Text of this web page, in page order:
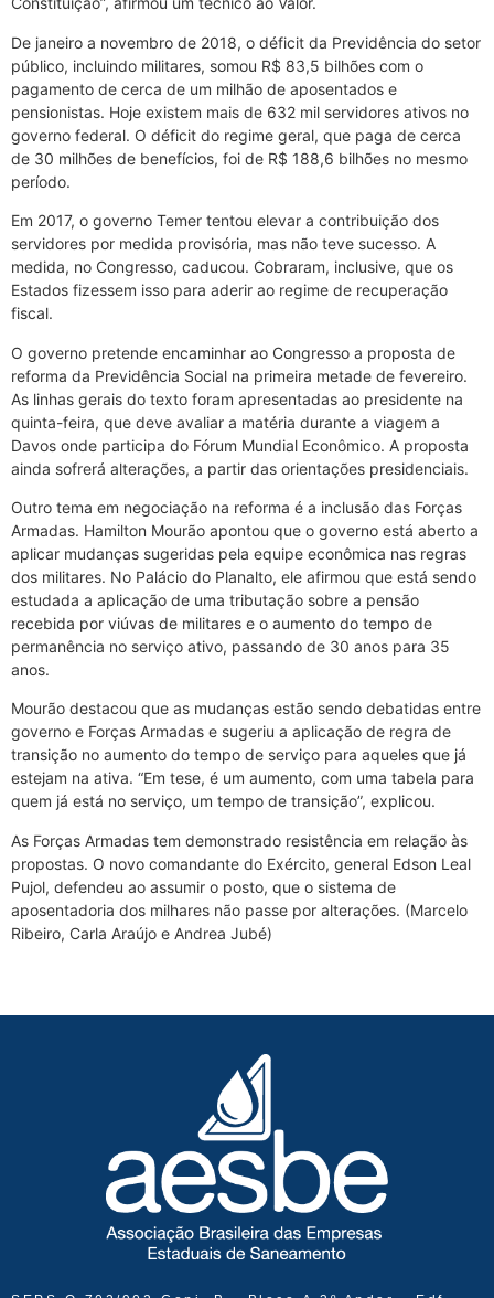
De janeiro a novembro de 2018, o déficit da Previdência do setor
público, incluindo militares, somou R$ 83,5 bilhões com o
pagamento de cerca de um milhão de aposentados e
pensionistas. Hoje existem mais de 632 mil servidores ativos no
governo federal. O déficit do regime geral, que paga de cerca
de 30 milhões de benefícios, foi de R$ 188,6 bilhões no mesmo
período.
Em 2017, o governo Temer tentou elevar a contribuição dos
servidores por medida provisória, mas não teve sucesso. A
medida, no Congresso, caducou. Cobraram, inclusive, que os
Estados fizessem isso para aderir ao regime de recuperação
fiscal.
O governo pretende encaminhar ao Congresso a proposta de
reforma da Previdência Social na primeira metade de fevereiro.
As linhas gerais do texto foram apresentadas ao presidente na
quinta-feira, que deve avaliar a matéria durante a viagem a
Davos onde participa do Fórum Mundial Econômico. A proposta
ainda sofrerá alterações, a partir das orientações presidenciais.
Outro tema em negociação na reforma é a inclusão das Forças
Armadas. Hamilton Mourão apontou que o governo está aberto a
aplicar mudanças sugeridas pela equipe econômica nas regras
dos militares. No Palácio do Planalto, ele afirmou que está sendo
estudada a aplicação de uma tributação sobre a pensão
recebida por viúvas de militares e o aumento do tempo de
permanência no serviço ativo, passando de 30 anos para 35
anos.
Mourão destacou que as mudanças estão sendo debatidas entre
governo e Forças Armadas e sugeriu a aplicação de regra de
transição no aumento do tempo de serviço para aqueles que já
estejam na ativa. “Em tese, é um aumento, com uma tabela para
quem já está no serviço, um tempo de transição”, explicou.
As Forças Armadas tem demonstrado resistência em relação às
propostas. O novo comandante do Exército, general Edson Leal
Pujol, defendeu ao assumir o posto, que o sistema de
aposentadoria dos milhares não passe por alterações. (Marcelo
Ribeiro, Carla Araújo e Andrea Jubé)